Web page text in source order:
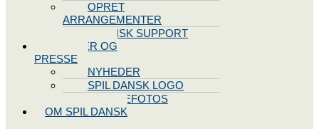
OPRET
ARRANGEMENTER
TEKNISK SUPPORT
NYHEDER OG
PRESSE
NYHEDER
SPIL DANSK LOGO
PRESSEFOTOS
OM SPIL DANSK